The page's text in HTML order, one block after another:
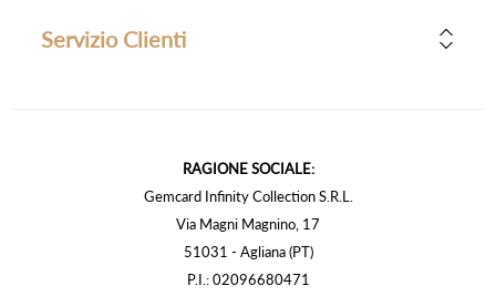
Servizio Clienti
RAGIONE SOCIALE:
Gemcard Infinity Collection S.R.L.
Via Magni Magnino, 17
51031 - Agliana (PT)
P.I.: 02096680471